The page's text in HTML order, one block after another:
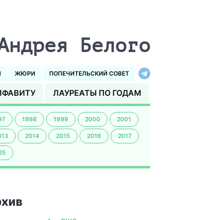
Белого
ЖЮРИ ПОПЕЧИТЕЛЬСКИЙ СОВЕТ
ЛАУРЕАТЫ ПО ГОДАМ
1998 1999 2000 2001
2014 2015 2016 2017